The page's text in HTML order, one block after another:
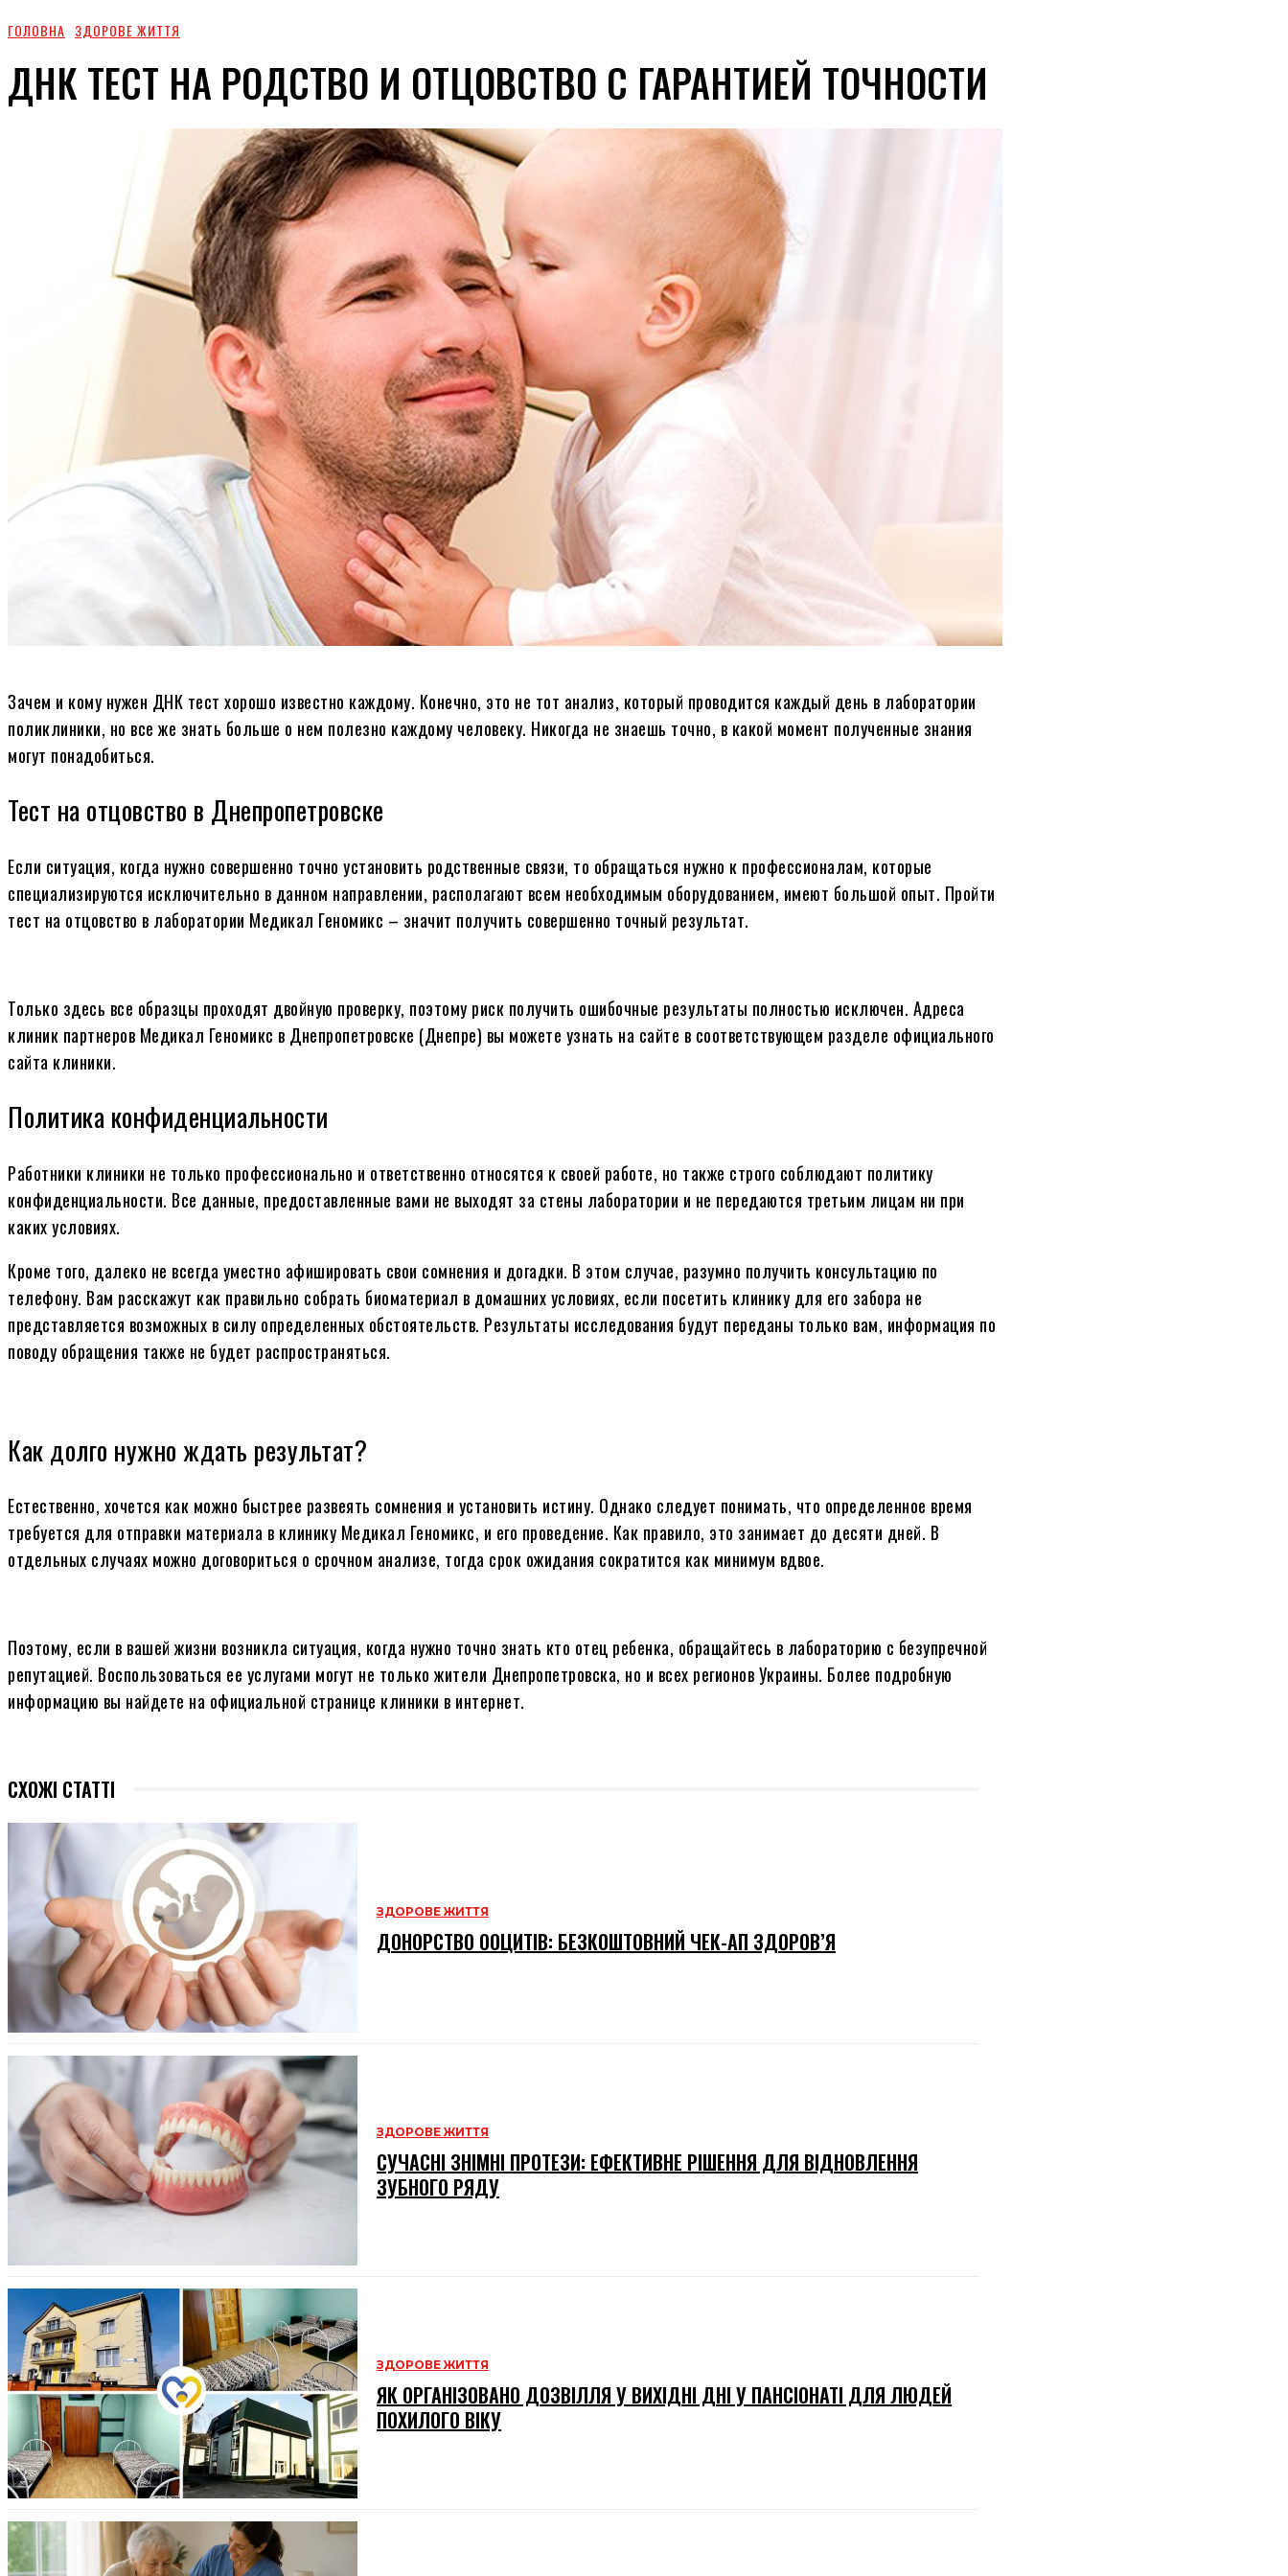
ГОЛОВНА ЗДОРОВЕ ЖИТТЯ
ДНК ТЕСТ НА РОДСТВО И ОТЦОВСТВО С ГАРАНТИЕЙ ТОЧНОСТИ
Зачем и кому нужен ДНК тест хорошо известно каждому. Конечно, это не тот анализ, который проводится каждый день в лаборатории
поликлиники, но все же знать больше о нем полезно каждому человеку. Никогда не знаешь точно, в какой момент полученные знания
могут понадобиться.
Тест на отцовство в Днепропетровске
Если ситуация, когда нужно совершенно точно установить родственные связи, то обращаться нужно к профессионалам, которые
специализируются исключительно в данном направлении, располагают всем необходимым оборудованием, имеют большой опыт. Пройти
тест на отцовство в лаборатории Медикал Геномикс – значит получить совершенно точный результат.
Только здесь все образцы проходят двойную проверку, поэтому риск получить ошибочные результаты полностью исключен. Адреса
клиник партнеров Медикал Геномикс в Днепропетровске (Днепре) вы можете узнать на сайте в соответствующем разделе официального
сайта клиники.
Политика конфиденциальности
Работники клиники не только профессионально и ответственно относятся к своей работе, но также строго соблюдают политику
конфиденциальности. Все данные, предоставленные вами не выходят за стены лаборатории и не передаются третьим лицам ни при
каких условиях.
Кроме того, далеко не всегда уместно афишировать свои сомнения и догадки. В этом случае, разумно получить консультацию по
телефону. Вам расскажут как правильно собрать биоматериал в домашних условиях, если посетить клинику для его забора не
представляется возможных в силу определенных обстоятельств. Результаты исследования будут переданы только вам, информация по
поводу обращения также не будет распространяться.
Как долго нужно ждать результат?
Естественно, хочется как можно быстрее развеять сомнения и установить истину. Однако следует понимать, что определенное время
требуется для отправки материала в клинику Медикал Геномикс, и его проведение. Как правило, это занимает до десяти дней. В
отдельных случаях можно договориться о срочном анализе, тогда срок ожидания сократится как минимум вдвое.
Поэтому, если в вашей жизни возникла ситуация, когда нужно точно знать кто отец ребенка, обращайтесь в лабораторию с безупречной
репутацией. Воспользоваться ее услугами могут не только жители Днепропетровска, но и всех регионов Украины. Более подробную
информацию вы найдете на официальной странице клиники в интернет.
СХОЖІ СТАТТІ
ЗДОРОВЕ ЖИТТЯ
ДОНОРСТВО ООЦИТІВ: БЕЗКОШТОВНИЙ ЧЕК-АП ЗДОРОВ’Я
ЗДОРОВЕ ЖИТТЯ
СУЧАСНІ ЗНІМНІ ПРОТЕЗИ: ЕФЕКТИВНЕ РІШЕННЯ ДЛЯ ВІДНОВЛЕННЯ
ЗУБНОГО РЯДУ
ЗДОРОВЕ ЖИТТЯ
ЯК ОРГАНІЗОВАНО ДОЗВІЛЛЯ У ВИХІДНІ ДНІ У ПАНСІОНАТІ ДЛЯ ЛЮДЕЙ
ПОХИЛОГО ВІКУ